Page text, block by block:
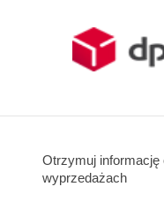
Otrzymuj informację
wyprzedażach